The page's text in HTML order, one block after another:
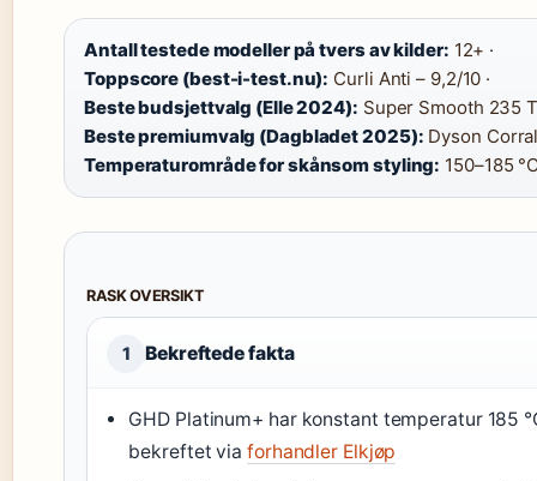
Antall testede modeller på tvers av kilder: 12+ ·
Toppscore (best-i-test.nu): Curli Anti – 9,2/10 ·
Beste budsjettvalg (Elle 2024): Super Smooth 235
Beste premiumvalg (Dagbladet 2025): Dyson
Temperaturområde for skånsom styling: 150–185
RASK OVERSIKT
1 Bekreftede fakta
GHD Platinum+ har konstant temperatur 185
bekreftet via forhandler Elkjøp